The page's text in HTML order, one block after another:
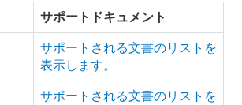
サポートドキュメント
サポートされる文書のリストを
表示します。
サポートされる文書のリストを